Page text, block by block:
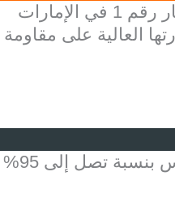
مظلات الـ PVC تعتبر الخيار رقم 1 في الإمارات
العالية على مقاومة
تصل إلى 95%